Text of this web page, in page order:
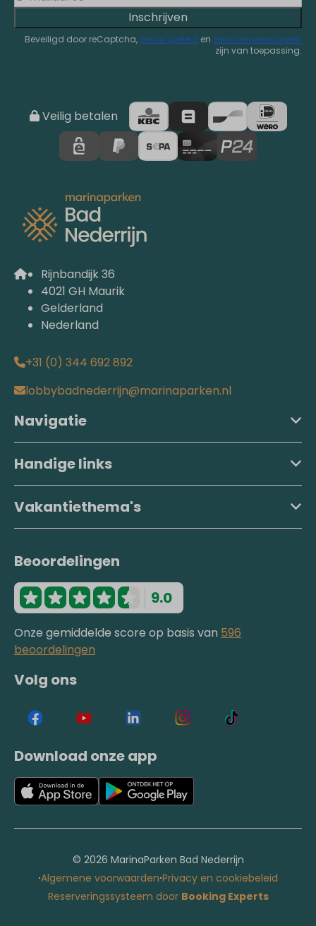
Inschrijven
Beveiligd door reCaptcha, privacybeleid en servicevoorwaarden
zijn van toepassing.
Veilig betalen
Rijnbandijk 36
4021 GH Maurik
Gelderland
Nederland
+31 (0) 344 692 892
lobbybadnederrijn@marinaparken.nl
Navigatie
Handige links
Vakantiethema's
Beoordelingen
9.0
Onze gemiddelde score op basis van 596
beoordelingen
Volg ons
Download onze app
© 2026 MarinaParken Bad Nederrijn
·Algemene voorwaarden·Privacy en cookiebeleid
Reserveringssysteem door Booking Experts